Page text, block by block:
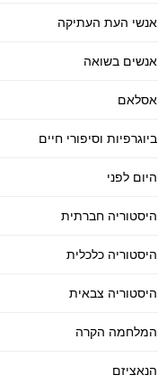
אנשי העת העתיקה
אנשים בשואה
אסלאם
ביוגרפיות וסיפורי חיים
היום לפני
היסטוריה חברתית
היסטוריה כלכלית
היסטוריה צבאית
המלחמה הקרה
הנאציזם